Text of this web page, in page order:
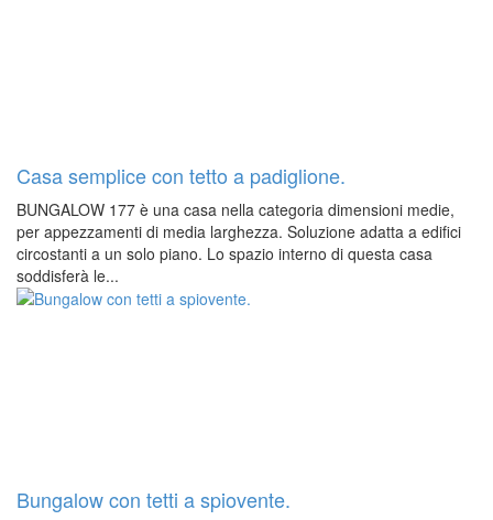
Casa semplice con tetto a padiglione.
BUNGALOW 177 è una casa nella categoria dimensioni medie,
per appezzamenti di media larghezza. Soluzione adatta a edifici
circostanti a un solo piano. Lo spazio interno di questa casa
soddisferà le...
Bungalow con tetti a spiovente.